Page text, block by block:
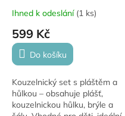
Ihned k odeslání (1 ks)
599 Kč
Do košíku
Kouzelnický set s pláštěm a
hůlkou – obsahuje plášť,
kouzelnickou hůlku, brýle a